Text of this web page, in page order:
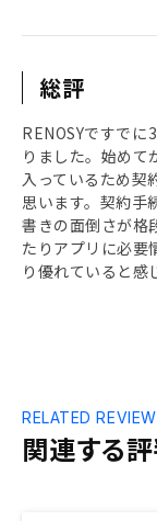
総評
RENOSYですで
りました。始めて
入っているため契
思います。契約手
書きの面倒さが格
たりアプリに必要
り優れていると感
関連する評
RELATED